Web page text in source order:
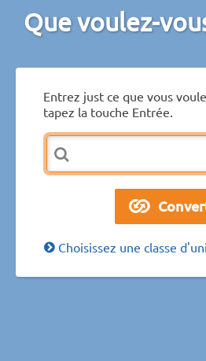
Que voulez-
Entrez just ce que vous
tapez la touche Entrée.
Choisissez une classe